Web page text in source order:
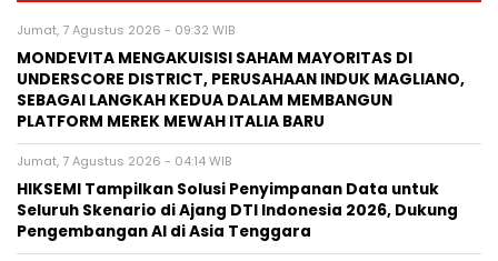
Jumat, 7 Agustus 2026 - 09:32 WIB
MONDEVITA MENGAKUISISI SAHAM MAYORITAS DI
UNDERSCORE DISTRICT, PERUSAHAAN INDUK MAGLIANO,
SEBAGAI LANGKAH KEDUA DALAM MEMBANGUN
PLATFORM MEREK MEWAH ITALIA BARU
Jumat, 7 Agustus 2026 - 04:14 WIB
HIKSEMI Tampilkan Solusi Penyimpanan Data untuk
Seluruh Skenario di Ajang DTI Indonesia 2026, Dukung
Pengembangan AI di Asia Tenggara